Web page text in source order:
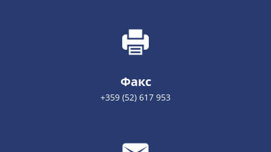
Факс
+359 (52) 617 953